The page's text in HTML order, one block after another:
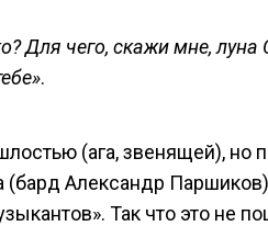
Для чего, скажи мне,
.
(ага, звенящей),
Александр
Так что это не